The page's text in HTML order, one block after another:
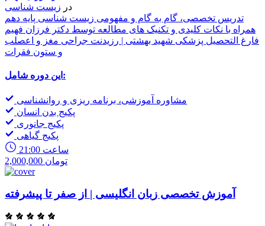
در زیست شناسی
تدریس تخصصی، گام به گام و مفهومی زیست شناسی پایه دهم
همراه با نکات کلیدی و تکنیک های مطالعه توسط دکتر فرزان فهیم
فارغ التحصیل پزشکی شهید بهشتی | رزیدنت جراحی مغز و اعصلب
و ستون فقرات
این دوره شامل:
مشاوره آموزشی، برنامه ریزی و روانشناسی
پکیج بدن انسان
پکیج جانوری
پکیج گیاهی
21:00 ساعت
2,000,000 تومان
آموزش تخصصی زبان انگلیسی | از صفر تا پیشرفته